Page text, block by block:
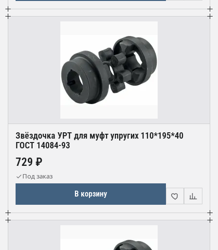
Звёздочка УРТ для муфт упругих 110*195*40
ГОСТ 14084-93
729 ₽
Под заказ
В корзину